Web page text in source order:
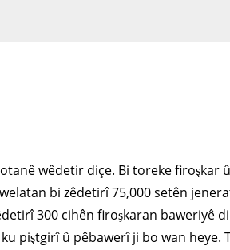
wêdetir diçe. Bi toreke firoşkar
bi zêdetirî 75,000 setên
300 cihên firoşkaran baweriyê
piştgirî û pêbawerî ji bo wan heye.